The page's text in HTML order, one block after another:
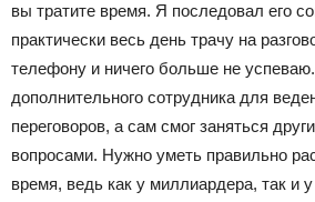
вы тратите время. Я последовал его
практически весь день трачу на
телефону и ничего больше не
дополнительного сотрудника для
переговоров, а сам смог заняться
вопросами. Нужно уметь правильно
время, ведь как у миллиардера, так и